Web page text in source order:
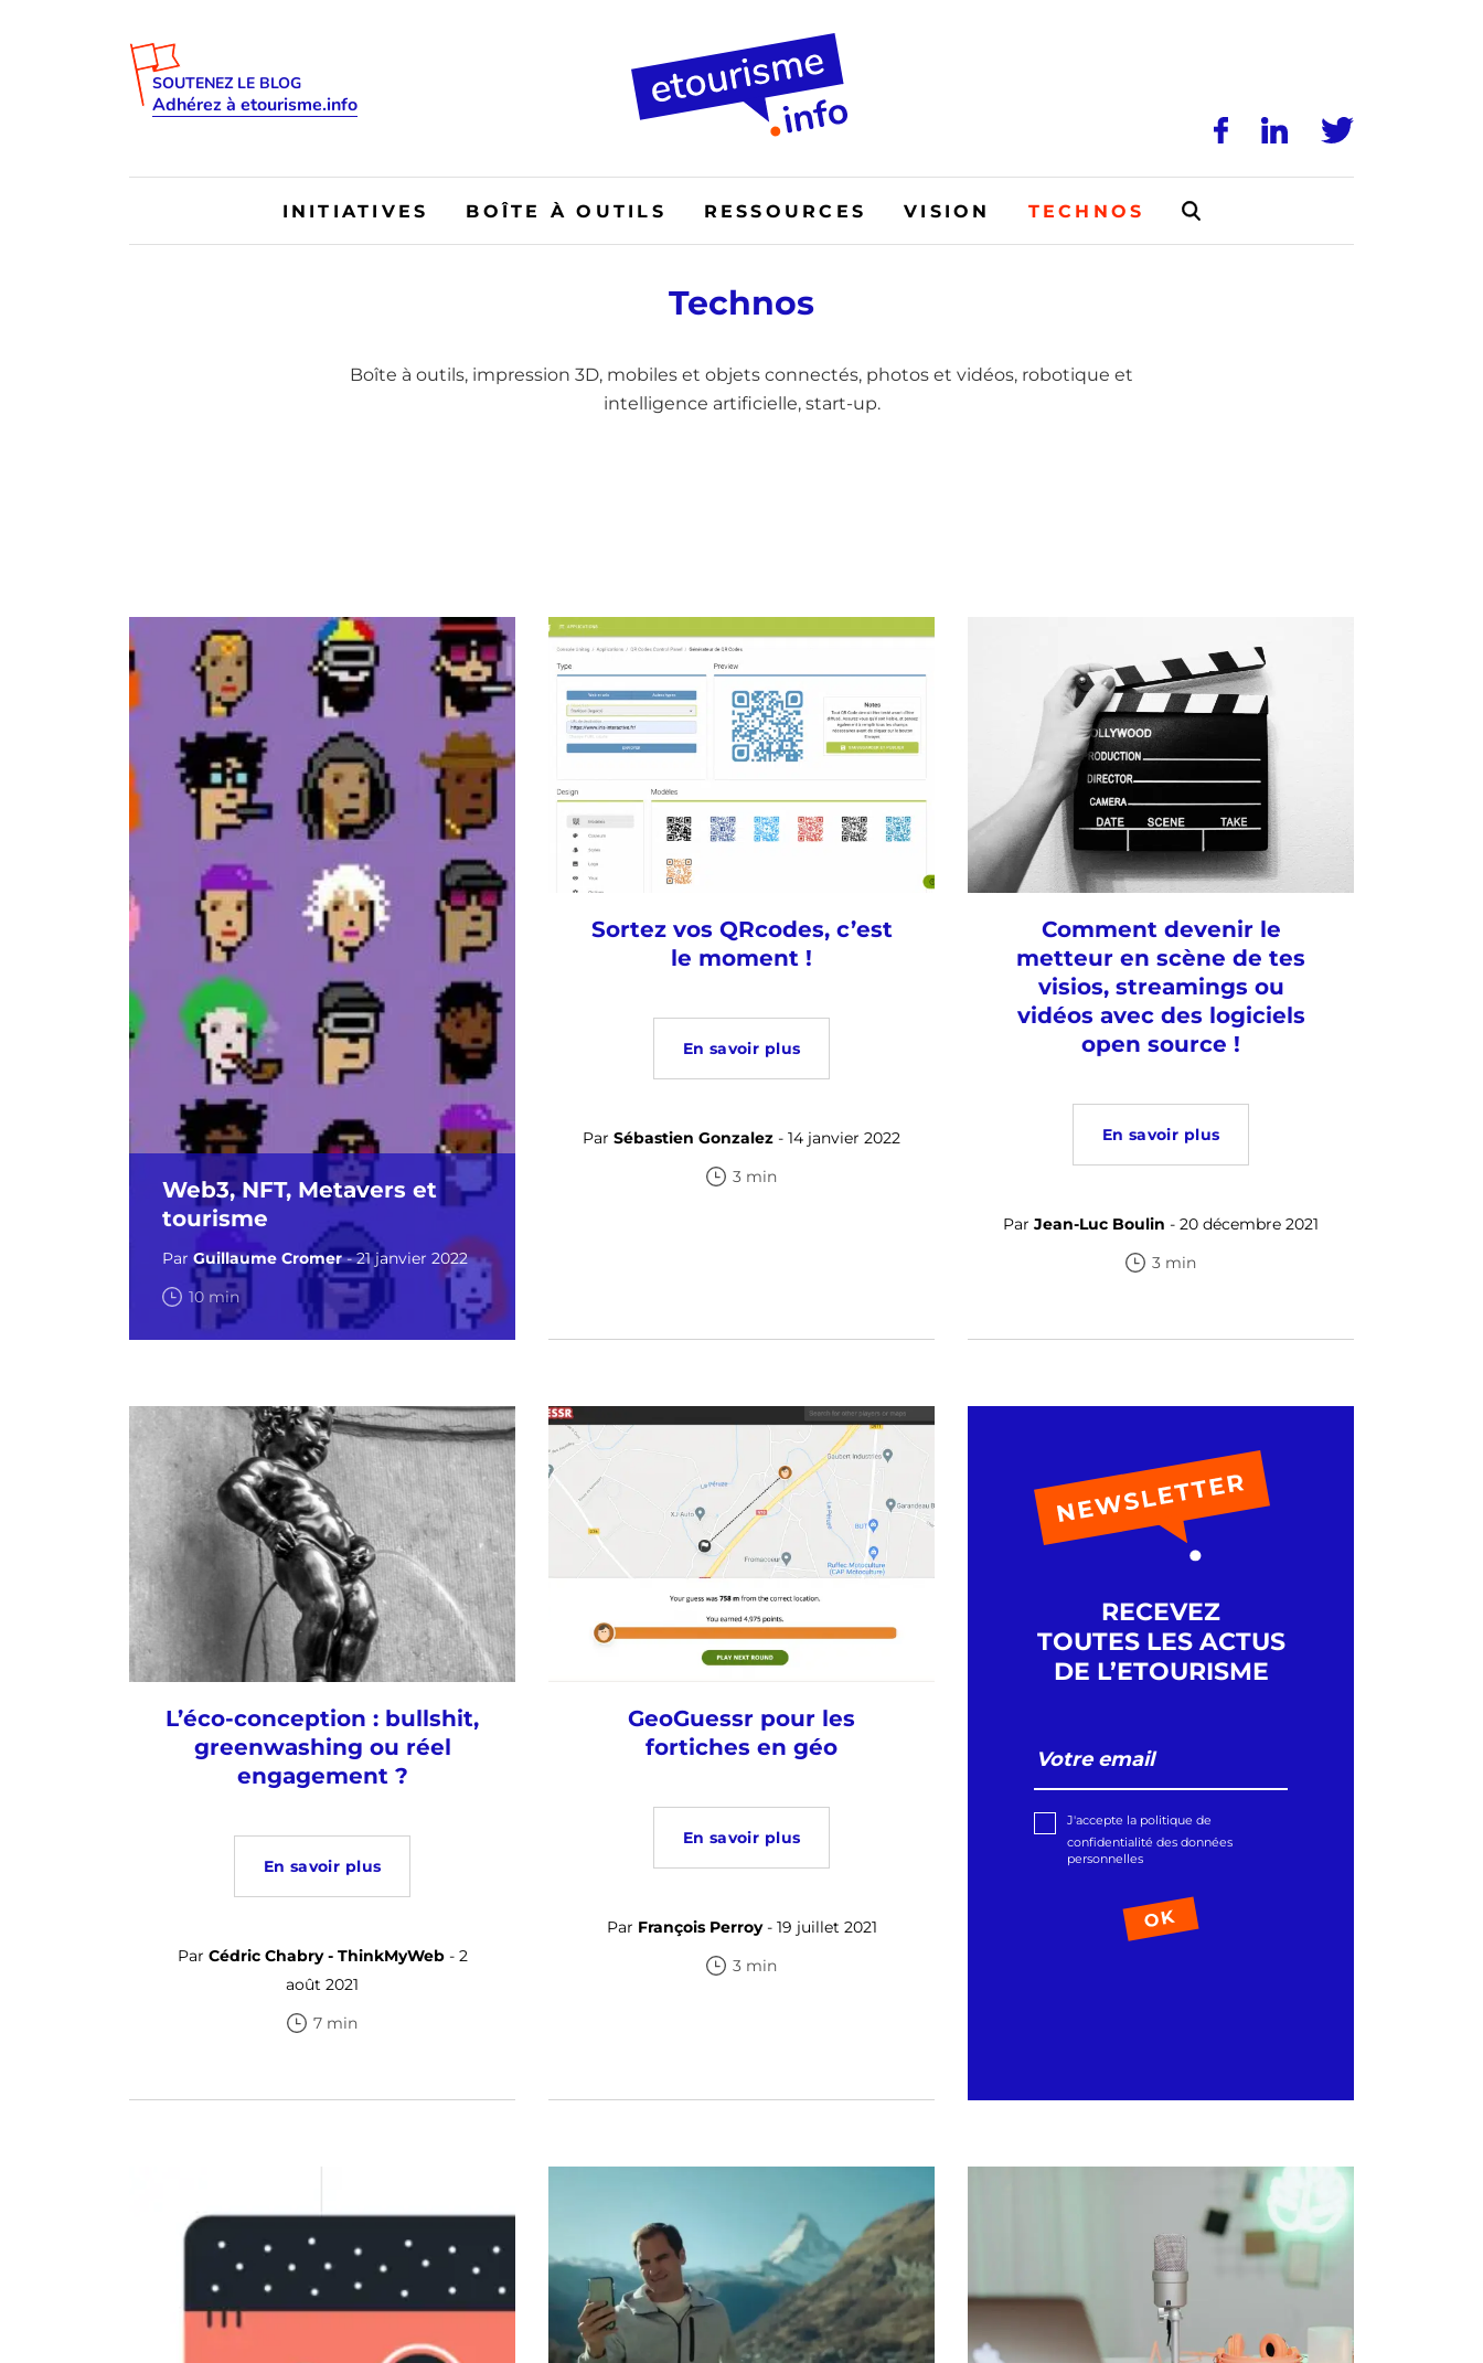
SOUTENEZ LE BLOG
Adhérez à etourisme.info
INITIATIVES BOÎTE À OUTILS RESSOURCES VISION TECHNOS
Technos
Boîte à outils, impression 3D, mobiles et objets connectés, photos et vidéos, robotique et
intelligence artificielle, start-up.
Web3, NFT, Metavers et
tourisme
Par Guillaume Cromer- 21 janvier 2022
10 min
Sortez vos QRcodes, c’est
le moment !
En savoir plus
Par Sébastien Gonzalez - 14 janvier 2022
3 min
Comment devenir le
metteur en scène de tes
visios, streamings ou
vidéos avec des logiciels
open source !
En savoir plus
Par Jean-Luc Boulin - 20 décembre 2021
3 min
L’éco-conception : bullshit,
greenwashing ou réel
engagement ?
En savoir plus
Par Cédric Chabry - ThinkMyWeb- 2
août 2021
7 min
GeoGuessr pour les
fortiches en géo
En savoir plus
Par François Perroy- 19 juillet 2021
3 min
RECEVEZ
TOUTES LES ACTUS
DE L’ETOURISME
J'accepte la politique de
confidentialité des données
personnelles